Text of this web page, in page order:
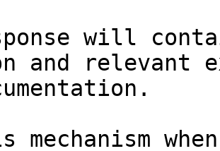
will
and relevant
mechanism